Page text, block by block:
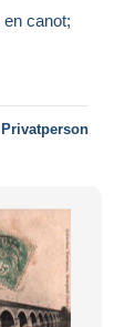
canot;
Privatperson